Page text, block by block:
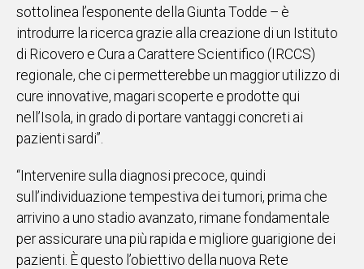
sottolinea l’esponente della Giunta Todde – è
introdurre la ricerca grazie alla creazione di un Istituto
di Ricovero e Cura a Carattere Scientifico (IRCCS)
regionale, che ci permetterebbe un maggior utilizzo di
cure innovative, magari scoperte e prodotte qui
nell’Isola, in grado di portare vantaggi concreti ai
pazienti sardi”.
“Intervenire sulla diagnosi precoce, quindi
sull’individuazione tempestiva dei tumori, prima che
arrivino a uno stadio avanzato, rimane fondamentale
per assicurare una più rapida e migliore guarigione dei
pazienti. È questo l’obiettivo della nuova Rete